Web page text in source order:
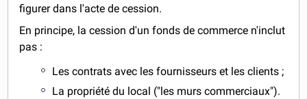
figurer dans l'acte de cession.
En principe, la cession d'un fonds de commerce n'inclut
pas :
Les contrats avec les fournisseurs et les clients ;
La propriété du local ("les murs commerciaux").